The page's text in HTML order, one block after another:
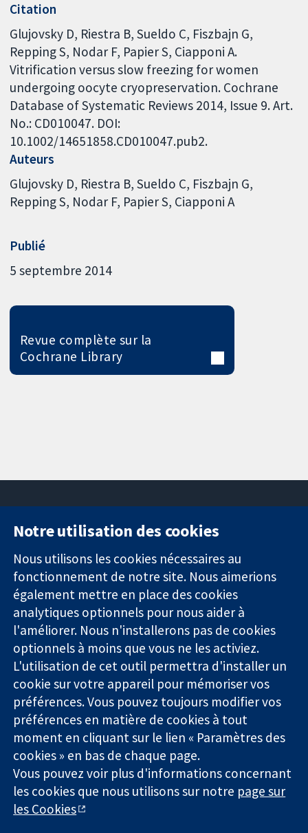
Citation
Glujovsky D, Riestra B, Sueldo C, Fiszbajn G,
Repping S, Nodar F, Papier S, Ciapponi A.
Vitrification versus slow freezing for women
undergoing oocyte cryopreservation. Cochrane
Database of Systematic Reviews 2014, Issue 9. Art.
No.: CD010047. DOI:
10.1002/14651858.CD010047.pub2.
Auteurs
Glujovsky D Riestra B Sueldo C Fiszbajn G
Repping S Nodar F Papier S Ciapponi A
Publié
5 septembre 2014
Revue complète sur la
Cochrane Library
Des données
probantes.
Des décisions
éclairées.
Une meilleure
santé.
11-13 Cavendish
Square
Londres
W1G0AN
Royaume-Uni
nous
Actualités
presse
Qui sommes-
nous
Offres
d'emploi
Library
La Collaboration Cochrane est une association caritative (n°
1045921) et une société à responsabilité limitée par garantie (n°
03044323) enregistrée en Angleterre et au Pays de Galles. Numéro
de TVA : GB 718 2127 49.
Copyright © 2026 The Cochrane Collaboration
Notre utilisation des cookies
Nous utilisons les cookies nécessaires au
fonctionnement de notre site. Nous aimerions
également mettre en place des cookies
analytiques optionnels pour nous aider à
l'améliorer. Nous n'installerons pas de cookies
optionnels à moins que vous ne les activiez.
L'utilisation de cet outil permettra d'installer un
cookie sur votre appareil pour mémoriser vos
préférences. Vous pouvez toujours modifier vos
préférences en matière de cookies à tout
moment en cliquant sur le lien « Paramètres des
cookies » en bas de chaque page.
Vous pouvez voir plus d'informations concernant
les cookies que nous utilisons sur notre page sur
les Cookies